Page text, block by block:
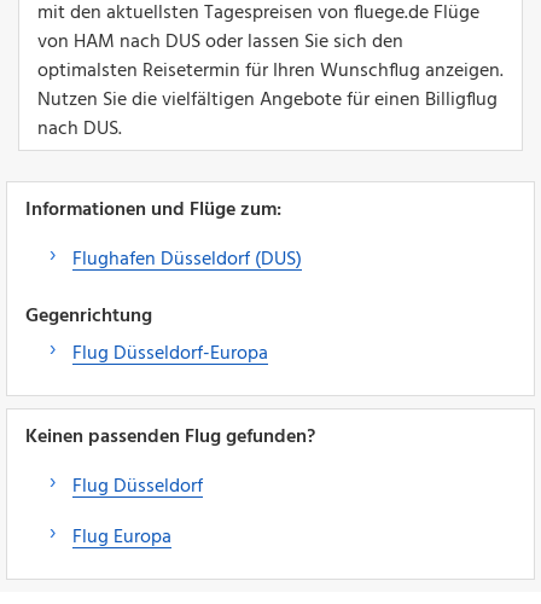
mit den aktuellsten Tagespreisen von fluege.de Flüge
von HAM nach DUS oder lassen Sie sich den
optimalsten Reisetermin für Ihren Wunschflug anzeigen.
Nutzen Sie die vielfältigen Angebote für einen Billigflug
nach DUS.
Informationen und Flüge zum:
Flughafen Düsseldorf (DUS)
Gegenrichtung
Flug Düsseldorf-Europa
Keinen passenden Flug gefunden?
Flug Düsseldorf
Flug Europa